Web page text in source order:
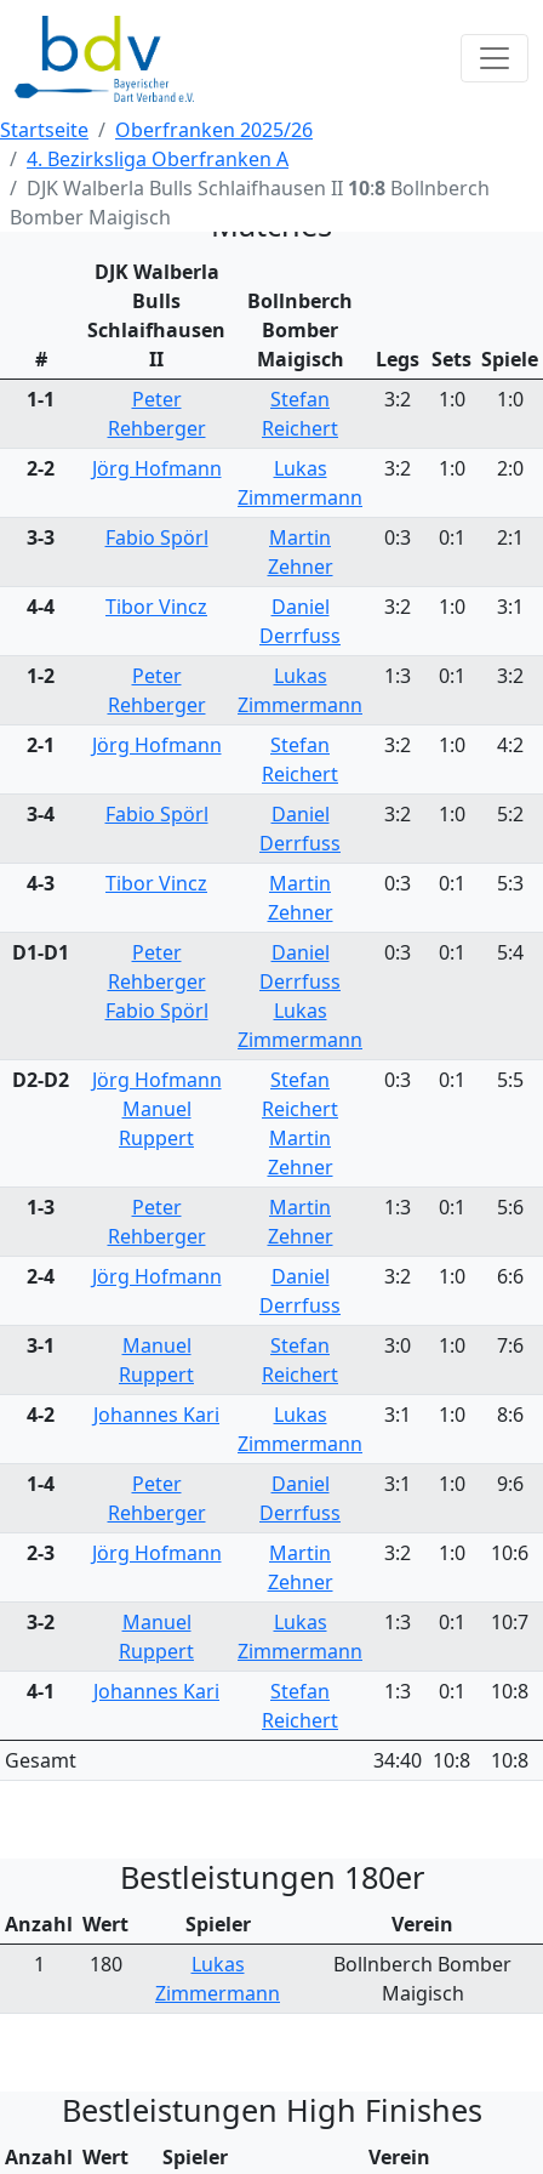
Startseite
Oberfranken 2025/26
4. Bezirksliga Oberfranken A
DJK Walberla Bulls Schlaifhausen II 10:8 Bollnberch
Bomber Maigisch
Matches
#
DJK Walberla
Bulls
Schlaifhausen
II
Bollnberch
Bomber
Maigisch
Legs Sets Spiele
1-1
Peter
Rehberger
Stefan
Reichert
3:2 1:0 1:0
2-2 Jörg Hofmann
Lukas
Zimmermann
3:2 1:0 2:0
3-3 Fabio Spörl
Martin
Zehner
0:3 0:1 2:1
4-4 Tibor Vincz
Daniel
Derrfuss
3:2 1:0 3:1
1-2
Peter
Rehberger
Lukas
Zimmermann
1:3 0:1 3:2
2-1 Jörg Hofmann
Stefan
Reichert
3:2 1:0 4:2
3-4 Fabio Spörl
Daniel
Derrfuss
3:2 1:0 5:2
4-3 Tibor Vincz
Martin
Zehner
0:3 0:1 5:3
D1-D1
Peter
Rehberger
Fabio Spörl
Daniel
Derrfuss
Lukas
Zimmermann
0:3 0:1 5:4
D2-D2
Jörg Hofmann
Manuel
Ruppert
Stefan
Reichert
Martin
Zehner
0:3 0:1 5:5
1-3
Peter
Rehberger
Martin
Zehner
1:3 0:1 5:6
2-4 Jörg Hofmann
Daniel
Derrfuss
3:2 1:0 6:6
3-1
Manuel
Ruppert
Stefan
Reichert
3:0 1:0 7:6
4-2 Johannes Kari
Lukas
Zimmermann
3:1 1:0 8:6
1-4
Peter
Rehberger
Daniel
Derrfuss
3:1 1:0 9:6
2-3 Jörg Hofmann
Martin
Zehner
3:2 1:0 10:6
3-2
Manuel
Ruppert
Lukas
Zimmermann
1:3 0:1 10:7
4-1 Johannes Kari
Stefan
Reichert
1:3 0:1 10:8
Gesamt 34:40 10:8 10:8
Bestleistungen 180er
Anzahl Wert Spieler
Verein
1
180
Lukas
Zimmermann
Bollnberch Bomber
Maigisch
Bestleistungen High Finishes
Anzahl Wert Spieler Verein